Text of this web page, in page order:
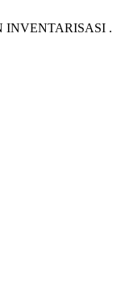
INVENTARISASI .